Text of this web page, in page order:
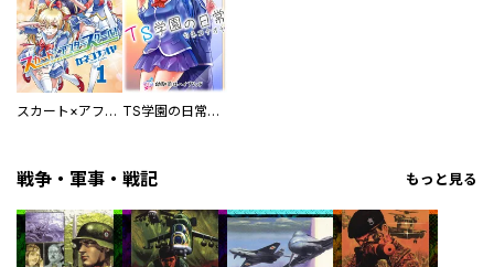
スカート×アフタースクール！ TS学園の日常【単話】
戦争・軍事・戦記 もっと見る